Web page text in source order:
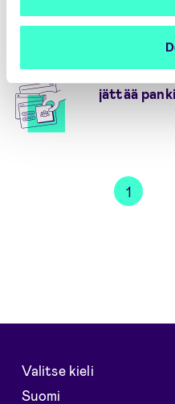
Sphonicin
jättää
1
Valitse kieli
Suomi